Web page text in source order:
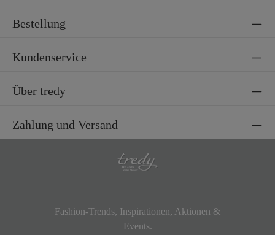
Bestellung
Kundenservice
Über tredy
Zahlung und Versand
Fashion-Trends, Inspirationen, Aktionen &
Events.